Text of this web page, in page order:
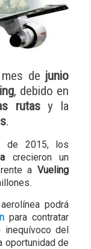
de junio
, debido en
rutasy la
.
de 2015, los
crecieron un
aVueling
podrá
para contratar
inequívoco del
oportunidad de